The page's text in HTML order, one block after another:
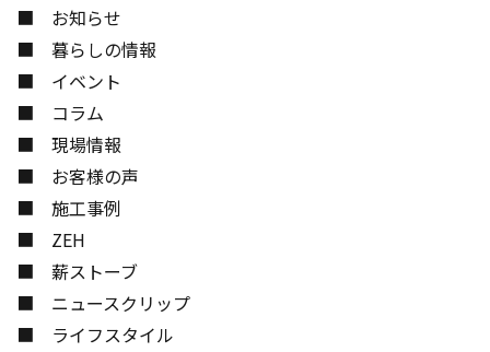
お知らせ
暮らしの情報
イベント
コラム
現場情報
お客様の声
施工事例
ZEH
薪ストーブ
ニュースクリップ
ライフスタイル